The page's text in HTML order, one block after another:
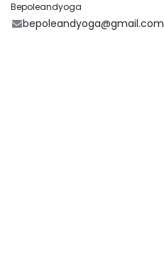
Bepoleandyoga
bepoleandyoga@gmail.com